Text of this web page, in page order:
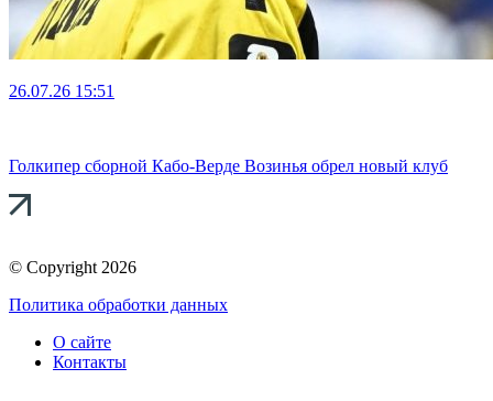
26.07.26 15:51
Голкипер сборной Кабо-Верде Возинья обрел новый клуб
© Copyright 2026
Политика обработки данных
О сайте
Контакты